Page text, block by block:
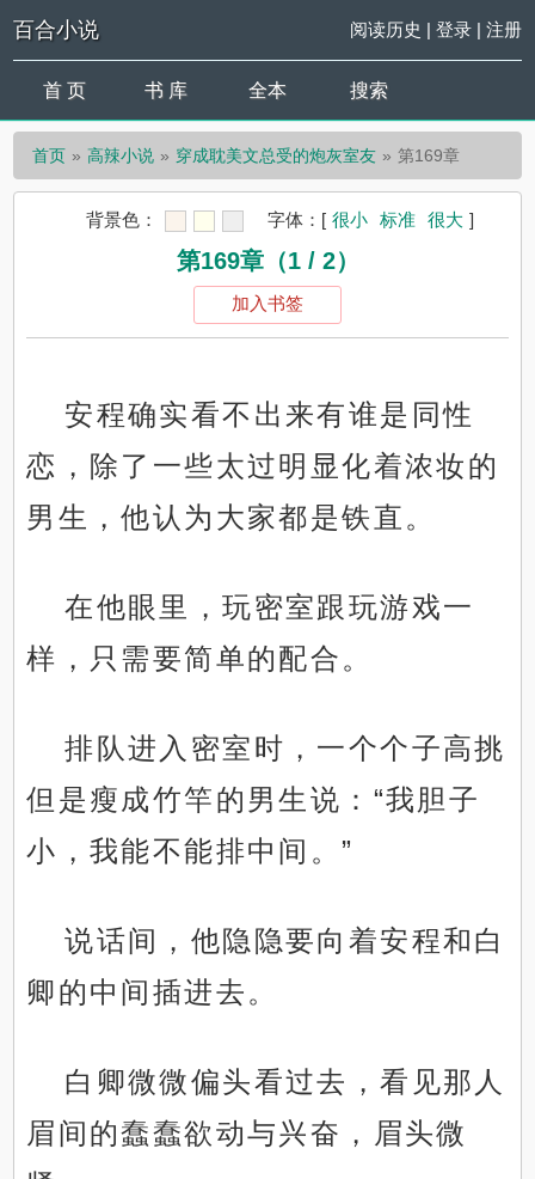
百合小说 阅读历史 | 登录| 注册
首 页 书 库 全本 搜索
首页 高辣小说 穿成耽美文总受的炮灰室友 第169章
背景色： 字体： [ 很小 标准 很大 ]
第169章（1 / 2）
加入书签
安程确实看不出来有谁是同性
恋，除了一些太过明显化着浓妆的
男生，他认为大家都是铁直。
在他眼里，玩密室跟玩游戏一
样，只需要简单的配合。
排队进入密室时，一个个子高挑
但是瘦成竹竿的男生说：“我胆子
小，我能不能排中间。”
说话间，他隐隐要向着安程和白
卿的中间插进去。
白卿微微偏头看过去，看见那人
眉间的蠢蠢欲动与兴奋，眉头微